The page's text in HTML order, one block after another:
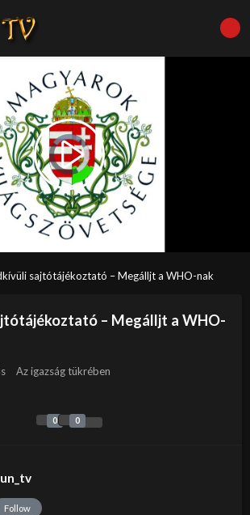
Video
Player
is
loading.Play
Video
sajtótájékoztató – Megálljt a WHO-nak
– Megálljt a WHO-
Az igazság tükrében
0 0
Follow